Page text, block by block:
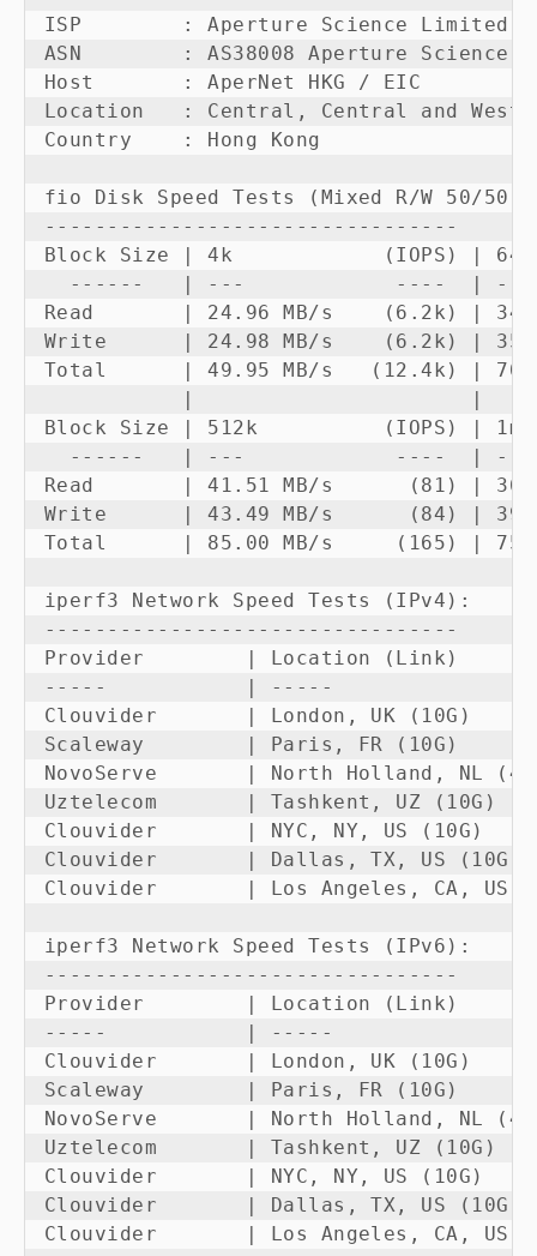
ISP        : Aperture Science Limited
ASN        : AS38008 Aperture Science
Host       : AperNet HKG / EIC
Location   : Central, Central and
Country    : Hong Kong
fio Disk Speed Tests (Mixed R/W 50/50):
---------------------------------
Block Size | 4k            (IOPS) |
------   | ---            ----  |
Read       | 24.96 MB/s    (6.2k) |
Write      | 24.98 MB/s    (6.2k) |
Total      | 49.95 MB/s   (12.4k) |
|
Block Size | 512k          (IOPS) |
------   | ---            ----  |
Read       | 41.51 MB/s      (81) |
Write      | 43.49 MB/s      (84) |
Total      | 85.00 MB/s     (165) |
iperf3 Network Speed Tests (IPv4):
---------------------------------
Provider        | Location (Link)
-----           | -----
Clouvider       | London, UK
Scaleway        | Paris, FR (10G)
NovoServe       | North Holland,
Uztelecom       | Tashkent, UZ
Clouvider       | NYC, NY, US
Clouvider       | Dallas, TX, US
Clouvider       | Los Angeles, CA,
iperf3 Network Speed Tests (IPv6):
---------------------------------
Provider        | Location (Link)
-----           | -----
Clouvider       | London, UK
Scaleway        | Paris, FR
NovoServe       | North Holland,
Uztelecom       | Tashkent, UZ
Clouvider       | NYC, NY, US
Clouvider       | Dallas, TX, US
Clouvider       | Los Angeles, CA,